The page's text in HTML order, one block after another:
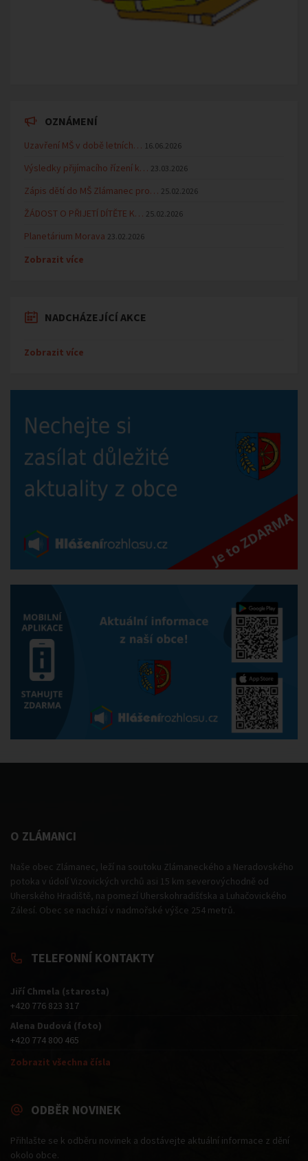
OZNÁMENÍ
Uzavření MŠ v době letních… 16.06.2026
Výsledky přijímacího řízení k… 23.03.2026
Zápis dětí do MŠ Zlámanec pro… 25.02.2026
ŽÁDOST O PŘIJETÍ DÍTĚTE K… 25.02.2026
Planetárium Morava 23.02.2026
Zobrazit více
NADCHÁZEJÍCÍ AKCE
Zobrazit více
O ZLÁMANCI
Naše obec Zlámanec, leží na soutoku Zlámaneckého a Neradovského
potoka v údolí Vizovických vrchů asi 15 km severovýchodně od
Uherského Hradiště, na pomezí Uherskohradišťska a Luhačovického
Zálesí. Obec se nachází v nadmořské výšce 254 metrů.
TELEFONNÍ KONTAKTY
Jiří Chmela (starosta)
+420 776 823 317
Alena Dudová (foto)
+420 774 800 465
Zobrazit všechna čísla
ODBĚR NOVINEK
Přihlašte se k odběru novinek a dostávejte aktuální informace z dění
okolo obce.